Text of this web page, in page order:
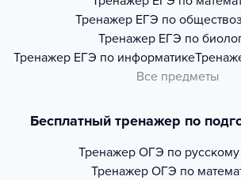
Тренажер ЕГЭ по
Тренажер ЕГЭ по
Тренажер ЕГЭ по информатике
Все предметы
Бесплатный тренажер по
Тренажер ОГЭ по
Тренажер ОГЭ по